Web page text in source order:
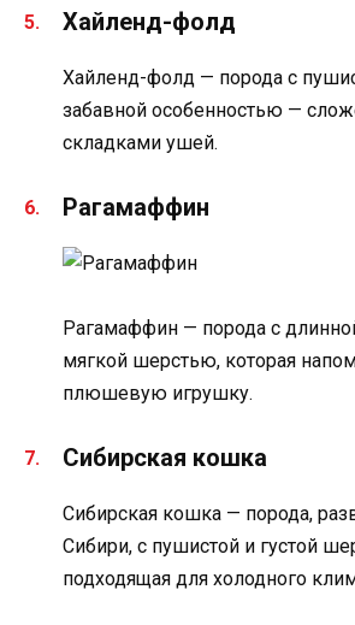
Хайленд-фолд
Хайленд-фолд — порода с
забавной особенностью —
складками ушей.
Рагамаффин
Рагамаффин — порода с
мягкой шерстью, которая
плюшевую игрушку.
Сибирская кошка
Сибирская кошка — порода,
Сибири, с пушистой и густой
подходящая для холодного